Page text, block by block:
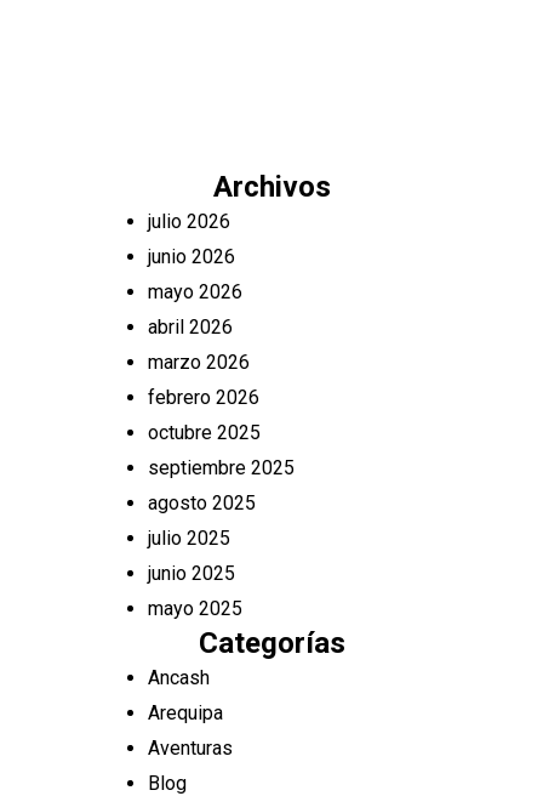
Archivos
julio 2026
junio 2026
mayo 2026
abril 2026
marzo 2026
febrero 2026
octubre 2025
septiembre 2025
agosto 2025
julio 2025
junio 2025
mayo 2025
Categorías
Ancash
Arequipa
Aventuras
Blog